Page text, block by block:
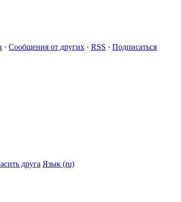
· Сообщения от других · RSS · Подписаться
друга Язык (ru)